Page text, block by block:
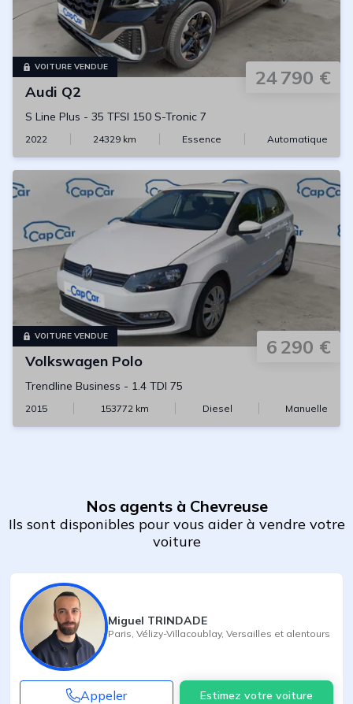
VOITURE VENDUE 24 790 €
Audi Q2
S Line Plus - 35 TFSI 150 S-Tronic 7
2022 24329 km Essence Automatique
VOITURE VENDUE 6 290 €
Volkswagen Polo
Trendline Business - 1.4 TDI 75
2015 153772 km Diesel Manuelle
Nos agents à Chevreuse
Ils sont disponibles pour vous aider à vendre votre
voiture
Miguel TRINDADE
Paris Vélizy-Villacoublay, Versailles et alentours
Appeler Estimez votre voiture